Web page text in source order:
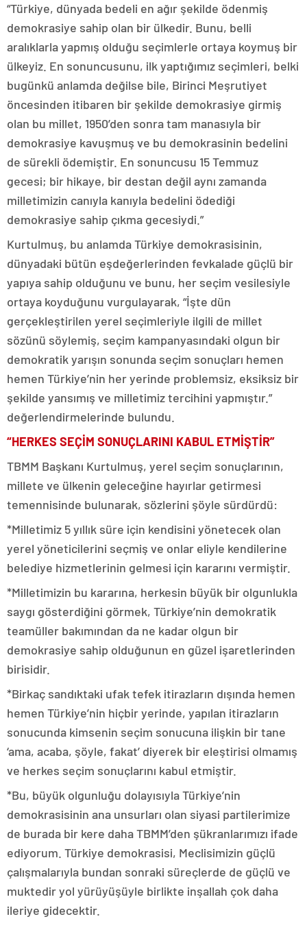
“Türkiye, dünyada bedeli en ağır şekilde ödenmiş
demokrasiye sahip olan bir ülkedir. Bunu, belli
aralıklarla yapmış olduğu seçimlerle ortaya koymuş bir
ülkeyiz. En sonuncusunu, ilk yaptığımız seçimleri, belki
bugünkü anlamda değilse bile, Birinci Meşrutiyet
öncesinden itibaren bir şekilde demokrasiye girmiş
olan bu millet, 1950’den sonra tam manasıyla bir
demokrasiye kavuşmuş ve bu demokrasinin bedelini
de sürekli ödemiştir. En sonuncusu 15 Temmuz
gecesi; bir hikaye, bir destan değil aynı zamanda
milletimizin canıyla kanıyla bedelini ödediği
demokrasiye sahip çıkma gecesiydi.”
Kurtulmuş, bu anlamda Türkiye demokrasisinin,
dünyadaki bütün eşdeğerlerinden fevkalade güçlü bir
yapıya sahip olduğunu ve bunu, her seçim vesilesiyle
ortaya koyduğunu vurgulayarak, “İşte dün
gerçekleştirilen yerel seçimleriyle ilgili de millet
sözünü söylemiş, seçim kampanyasındaki olgun bir
demokratik yarışın sonunda seçim sonuçları hemen
hemen Türkiye’nin her yerinde problemsiz, eksiksiz bir
şekilde yansımış ve milletimiz tercihini yapmıştır.”
değerlendirmelerinde bulundu.
“HERKES SEÇİM SONUÇLARINI KABUL ETMİŞTİR”
TBMM Başkanı Kurtulmuş, yerel seçim sonuçlarının,
millete ve ülkenin geleceğine hayırlar getirmesi
temennisinde bulunarak, sözlerini şöyle sürdürdü:
*Milletimiz 5 yıllık süre için kendisini yönetecek olan
yerel yöneticilerini seçmiş ve onlar eliyle kendilerine
belediye hizmetlerinin gelmesi için kararını vermiştir.
*Milletimizin bu kararına, herkesin büyük bir olgunlukla
saygı gösterdiğini görmek, Türkiye’nin demokratik
teamüller bakımından da ne kadar olgun bir
demokrasiye sahip olduğunun en güzel işaretlerinden
birisidir.
*Birkaç sandıktaki ufak tefek itirazların dışında hemen
hemen Türkiye’nin hiçbir yerinde, yapılan itirazların
sonucunda kimsenin seçim sonucuna ilişkin bir tane
‘ama, acaba, şöyle, fakat’ diyerek bir eleştirisi olmamış
ve herkes seçim sonuçlarını kabul etmiştir.
*Bu, büyük olgunluğu dolayısıyla Türkiye’nin
demokrasisinin ana unsurları olan siyasi partilerimize
de burada bir kere daha TBMM’den şükranlarımızı ifade
ediyorum. Türkiye demokrasisi, Meclisimizin güçlü
çalışmalarıyla bundan sonraki süreçlerde de güçlü ve
muktedir yol yürüyüşüyle birlikte inşallah çok daha
ileriye gidecektir.